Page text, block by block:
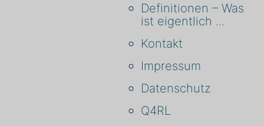
Definitionen – Was
ist eigentlich ...
Kontakt
Impressum
Datenschutz
Q4RL